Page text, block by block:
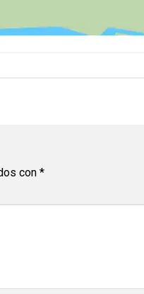
con *